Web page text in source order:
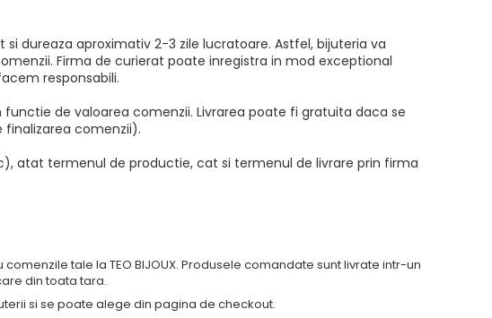
dureaza aproximativ 2-3 zile lucratoare. Astfel, bijuteria va
Firma de curierat poate inregistra in mod exceptional
responsabili.
de valoarea comenzii. Livrarea poate fi gratuita daca se
comenzii).
atat termenul de productie, cat si termenul de livrare prin firma
tale la TEO BIJOUX. Produsele comandate sunt livrate intr-un
din toata tara.
si se poate alege din pagina de checkout.